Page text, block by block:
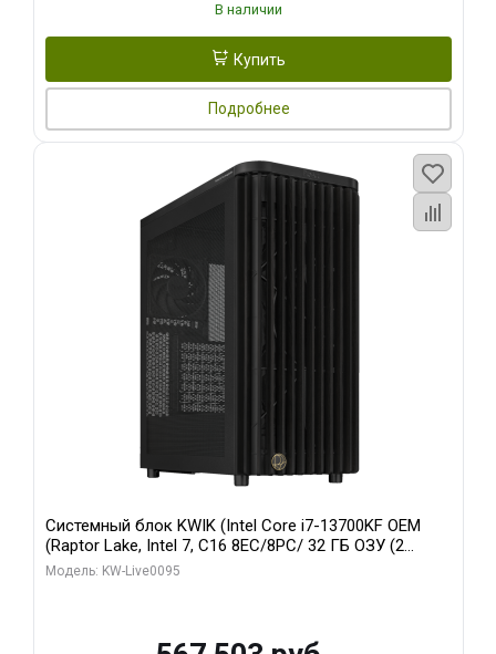
В наличии
Купить
Подробнее
Системный блок KWIK (Intel Core i7-13700KF OEM
(Raptor Lake, Intel 7, C16 8EC/8PC/ 32 ГБ ОЗУ (2
модуля)/ Afox RTX4090 24GB GDDR6X 384-Bit 3xDP
Модель: KW-Live0095